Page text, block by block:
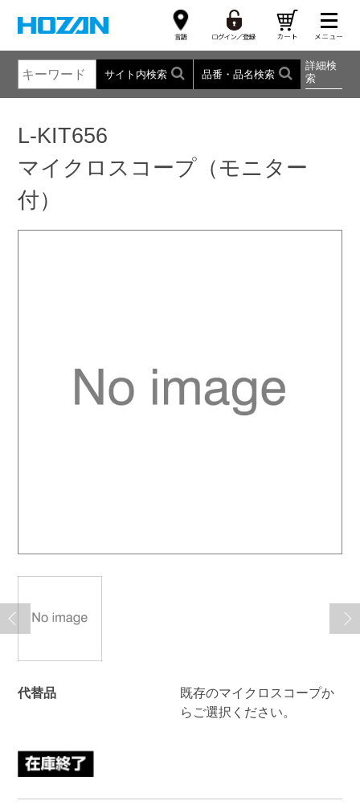
サイト内検索 品番・品名検索
詳細検
索
L-KIT656
マイクロスコープ（モニター
付）
代替品
既存のマイクロスコープか
らご選択ください。